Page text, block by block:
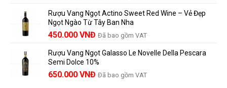
là:
1.529.000 VNĐ.
tại
là:
1.390.000 VNĐ.
Rượu Vang Ngọt Actino Sweet Red Wine – Vẻ Đẹp
Ngọt Ngào Từ Tây Ban Nha
450.000 VNĐ Đã bao gồm VAT
Rượu Vang Ngọt Galasso Le Novelle Della Pescara
Semi Dolce 10%
650.000 VNĐ Đã bao gồm VAT